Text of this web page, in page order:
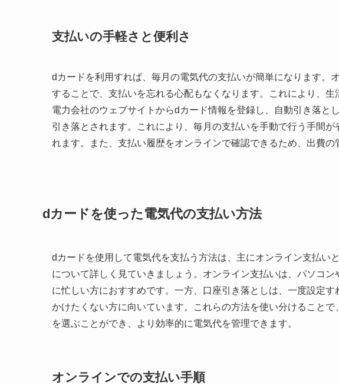
支払いの手軽さと便利さ
dカードを利用すれば、毎月の電気代の支払いが簡単になります。
することで、支払いを忘れる心配もなくなります。これにより、生
電力会社のウェブサイトからdカード情報を登録し、自動引き落と
引き落とされます。これにより、毎月の支払いを手動で行う手間
れます。また、支払い履歴をオンラインで確認できるため、出費の
dカードを使った電気代の支払い方法
dカードを使用して電気代を支払う方法は、主にオンライン支払い
について詳しく見ていきましょう。オンライン支払いは、パソコ
に忙しい方におすすめです。一方、口座引き落としは、一度設定
かけたくない方に向いています。これらの方法を使い分けること
を選ぶことができ、より効率的に電気代を管理できます。
オンラインでの支払い手順